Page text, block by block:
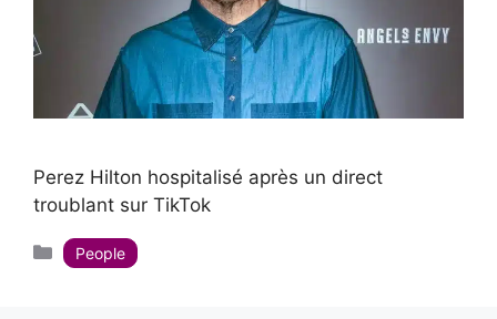
Perez Hilton hospitalisé après un direct
troublant sur TikTok
Catégories
People